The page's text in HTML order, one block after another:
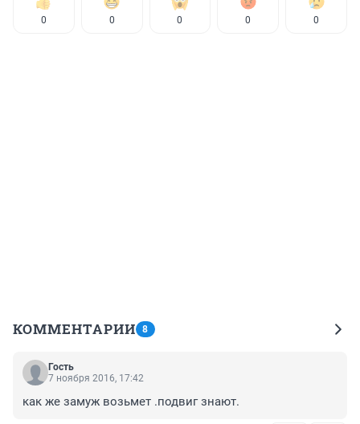
0 0 0 0 0
КОММЕНТАРИИ 8
Гость
7 ноября 2016, 17:42
как же замуж возьмет .подвиг знают.